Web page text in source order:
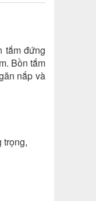
tắm đứng
Bồn tắm
nắp và
trọng,